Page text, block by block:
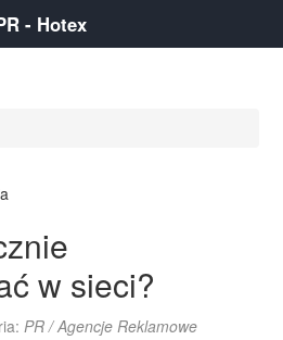
w sieci?
PR / Agencje Reklamowe
- Hotex